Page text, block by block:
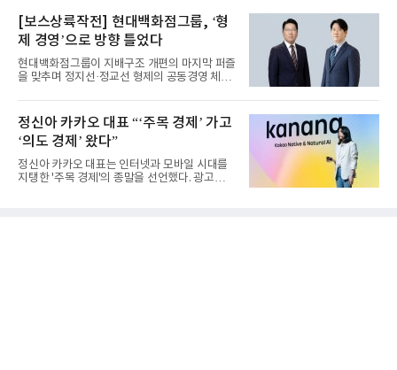
[보스상륙작전] 현대백화점그룹, ‘형
제 경영’으로 방향 틀었다
현대백화점그룹이 지배구조 개편의 마지막 퍼즐
을 맞추며 정지선·정교선 형제의 공동경영 체제
정신아 카카오 대표 “‘주목 경제’ 가고
‘의도 경제’ 왔다”
정신아 카카오 대표는 인터넷과 모바일 시대를
지탱한 '주목 경제'의 종말을 선언했다. 광고를